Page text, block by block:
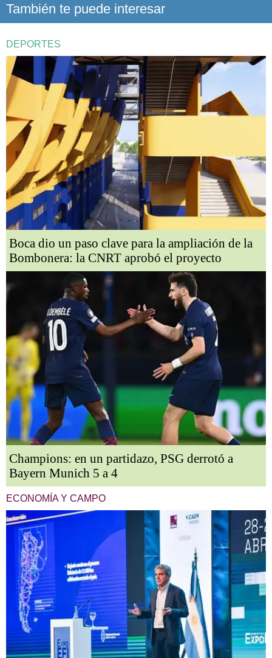
También te puede interesar
DEPORTES
Boca dio un paso clave para la ampliación de la
Bombonera: la CNRT aprobó el proyecto
Champions: en un partidazo, PSG derrotó a
Bayern Munich 5 a 4
ECONOMÍA Y CAMPO